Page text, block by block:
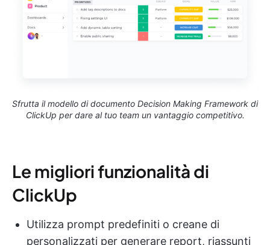
Sfrutta il modello di documento Decision Making Framework di
ClickUp per dare al tuo team un vantaggio competitivo.
Le migliori funzionalità di
ClickUp
Utilizza prompt predefiniti o creane di
personalizzati per generare report, riassunti